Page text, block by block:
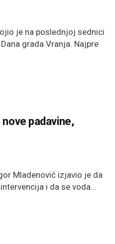
je na poslednjoj sednici
grada Vranja. Najpre
nove padavine,
Mladenović izjavio je da
i da se voda...